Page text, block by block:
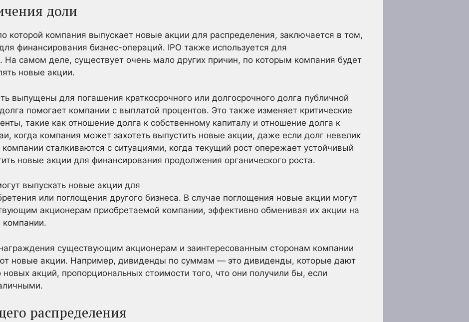
доли
которой компания выпускает новые акции для распределения, заключается в том,
финансирования бизнес-операций. IPO также используется для
На самом деле, существует очень мало других причин, по которым компания будет
новые акции.
выпущены для погашения краткосрочного или долгосрочного долга публичной
помогает компании с выплатой процентов. Это также изменяет критические
такие как отношение долга к собственному капиталу и отношение долга к
когда компания может захотеть выпустить новые акции, даже если долг невелик
компании сталкиваются с ситуациями, когда текущий рост опережает устойчивый
новые акции для финансирования продолжения органического роста.
выпускать новые акции для
или поглощения другого бизнеса. В случае поглощения новые акции могут
акционерам приобретаемой компании, эффективно обменивая их акции на
существующим акционерам и заинтересованным сторонам компании
новые акции. Например, дивиденды по суммам — это дивиденды, которые дают
новых акций, пропорциональных стоимости того, что они получили бы, если
распределения